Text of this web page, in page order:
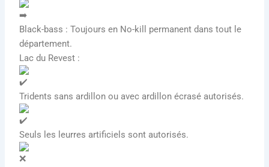
Black-bass : Toujours en No-kill permanent dans tout le
département.
Lac du Revest :
Tridents sans ardillon ou avec ardillon écrasé autorisés.
Seuls les leurres artificiels sont autorisés.